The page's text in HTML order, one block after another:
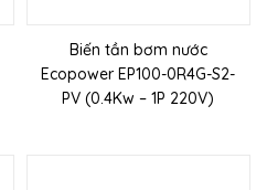
Biến tần bơm nước
Ecopower EP100-0R4G-S2-
PV (0.4Kw – 1P 220V)